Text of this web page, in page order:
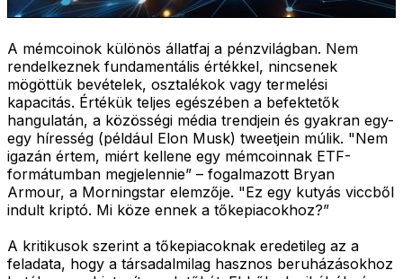
A mémcoinok különös állatfaj a pénzvilágban. Nem
rendelkeznek fundamentális értékkel, nincsenek
mögöttük bevételek, osztalékok vagy termelési
kapacitás. Értékük teljes egészében a befektetők
hangulatán, a közösségi média trendjein és gyakran egy-
egy híresség (például Elon Musk) tweetjein múlik. "Nem
igazán értem, miért kellene egy mémcoinnak ETF-
formátumban megjelennie” – fogalmazott Bryan
Armour, a Morningstar elemzője. "Ez egy kutyás viccből
indult kriptó. Mi köze ennek a tőkepiacokhoz?”
A kritikusok szerint a tőkepiacoknak eredetileg az a
feladata, hogy a társadalmilag hasznos beruházásokhoz